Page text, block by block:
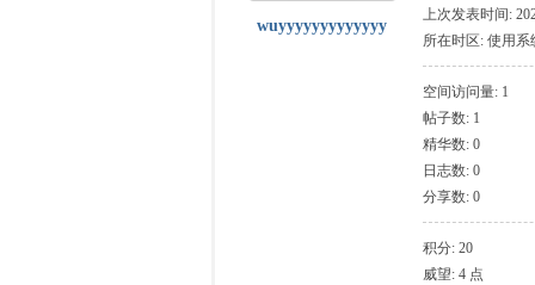
wuyyyyyyyyyyyyy
上次发表时间:
所在时区: 使用系
空间访问量: 1
帖子数: 1
精华数: 0
日志数: 0
分享数: 0
积分: 20
威望: 4 点